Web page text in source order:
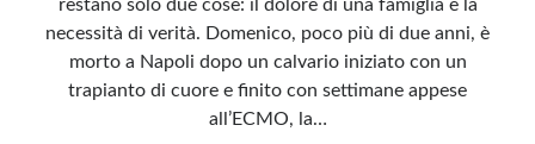
restano solo due cose: il dolore di una famiglia e la
necessità di verità. Domenico, poco più di due anni, è
morto a Napoli dopo un calvario iniziato con un
trapianto di cuore e finito con settimane appese
all’ECMO, la…